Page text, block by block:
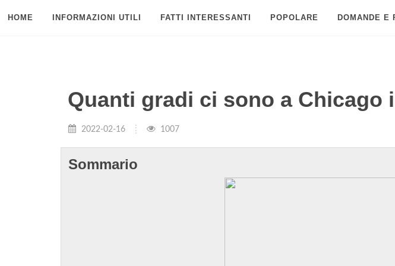
HOME INFORMAZIONI UTILI FATTI INTERESSANTI POPOLARE DOMANDE E
Quanti gradi ci sono a Chicago
2022-02-16 1007
Sommario